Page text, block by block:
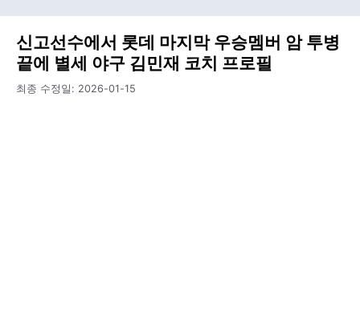
신고선수에서 롯데 마지막 우승멤버 암 투병
끝에 별세 야구 김민재 코치 프로필
최종 수정일: 2026-01-15